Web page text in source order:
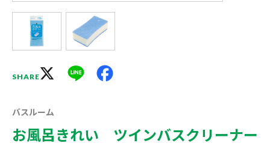
SHARE Line
バスルーム
お風呂きれい ツインバスクリーナー